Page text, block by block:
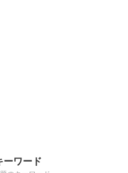
ーワード